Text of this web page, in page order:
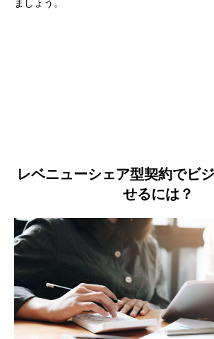
ましょう。
レベニューシェア型契約でビ
せるには？